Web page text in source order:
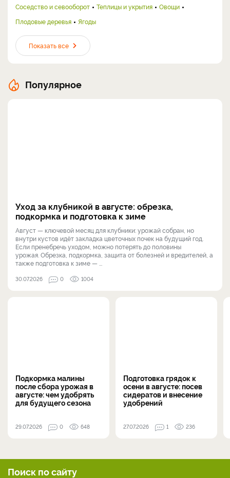
Соседство и севооборот
Теплицы и укрытия
Овощи
Плодовые деревья
Ягоды
Показать все
Популярное
Уход за клубникой в августе: обрезка,
подкормка и подготовка к зиме
Август — ключевой месяц для клубники: урожай собран, но
внутри кустов идёт закладка цветочных почек на будущий год.
Если пренебречь уходом, можно потерять до половины
урожая. Обрезка, подкормка, защита от болезней и вредителей, а
также подготовка к зиме — ...
30.07.2026 0 1004
Подкормка малины
после сбора урожая в
августе: чем удобрять
для будущего сезона
29.07.2026 0 648
Подготовка грядок к
осени в августе: посев
сидератов и внесение
удобрений
27.07.2026 1 236
Поиск по сайту